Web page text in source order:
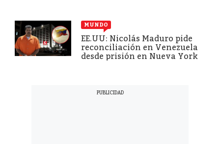
MUNDO
EE.UU: Nicolás Maduro pide
reconciliación en Venezuela
desde prisión en Nueva York